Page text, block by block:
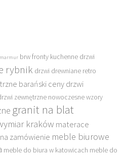
brw fronty kuchenne drzwi
rybnik drzwi drewniane retro
barański cenydrzwi
zewnętrzne nowoczesne wzory
granit na blat
kraków materace
zamówienie meble biurowe
meble do biura w katowicach meble do